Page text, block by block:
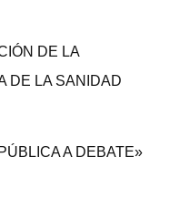
DE LA
DE LA SANIDAD
A DEBATE»